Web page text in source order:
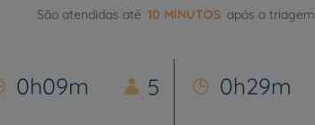
São atendidas até 10 MINUTOS após a triagem
0h09m 5 0h29m